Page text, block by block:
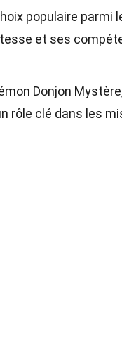
populaire parmi
et ses
Donjon
rôle clé dans les